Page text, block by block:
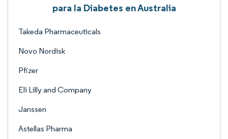
para la Diabetes en Australia
Takeda Pharmaceuticals
Novo Nordisk
Pfizer
Eli Lilly and Company
Janssen
Astellas Pharma